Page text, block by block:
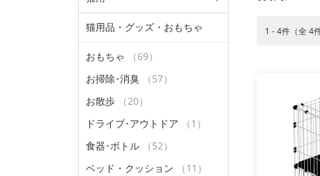
猫用品・グッズ・おもちゃ
おもちゃ
（69）
お掃除･消臭
（57）
お散歩
（20）
ドライブ･アウトドア
（1）
食器･ボトル
（52）
ベッド・クッション
（11）
1 - 4件（全 4件